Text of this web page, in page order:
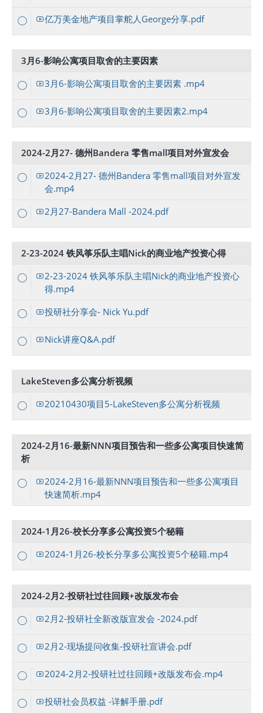
亿万美金地产项目掌舵人George分享.pdf
3月6-影响公寓项目取舍的主要因素
3月6-影响公寓项目取舍的主要因素 .mp4
3月6-影响公寓项目取舍的主要因素2.mp4
2024-2月27- 德州Bandera 零售mall项目对外宣发会
2024-2月27- 德州Bandera 零售mall项目对外宣发
会.mp4
2月27-Bandera Mall -2024.pdf
2-23-2024 铁风筝乐队主唱Nick的商业地产投资心得
2-23-2024 铁风筝乐队主唱Nick的商业地产投资心
得.mp4
投研社分享会- Nick Yu.pdf
Nick讲座Q&A.pdf
LakeSteven多公寓分析视频
20210430项目5-LakeSteven多公寓分析视频
2024-2月16-最新NNN项目预告和一些多公寓项目快速简
析
2024-2月16-最新NNN项目预告和一些多公寓项目
快速简析.mp4
2024-1月26-校长分享多公寓投资5个秘籍
2024-1月26-校长分享多公寓投资5个秘籍.mp4
2024-2月2-投研社过往回顾+改版发布会
2月2-投研社全新改版宣发会 -2024.pdf
2月2-现场提问收集-投研社宣讲会.pdf
2024-2月2-投研社过往回顾+改版发布会.mp4
投研社会员权益 -详解手册.pdf